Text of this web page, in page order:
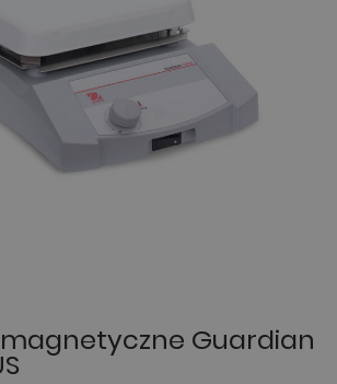
magnetyczne Guardian